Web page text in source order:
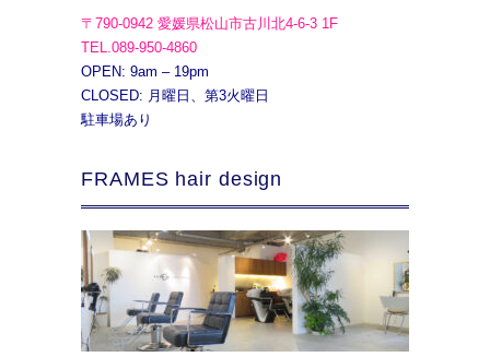
〒790-0942 愛媛県松山市古川北4-6-3 1F
TEL.089-950-4860
OPEN: 9am – 19pm
CLOSED: 月曜日、第3火曜日
駐車場あり
FRAMES hair design